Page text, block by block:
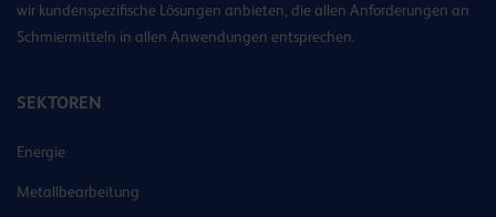
wir kundenspezifische Lösungen anbieten, die allen Anforderungen an
Schmiermitteln in allen Anwendungen entsprechen.
SEKTOREN
Energie
Metallbearbeitung